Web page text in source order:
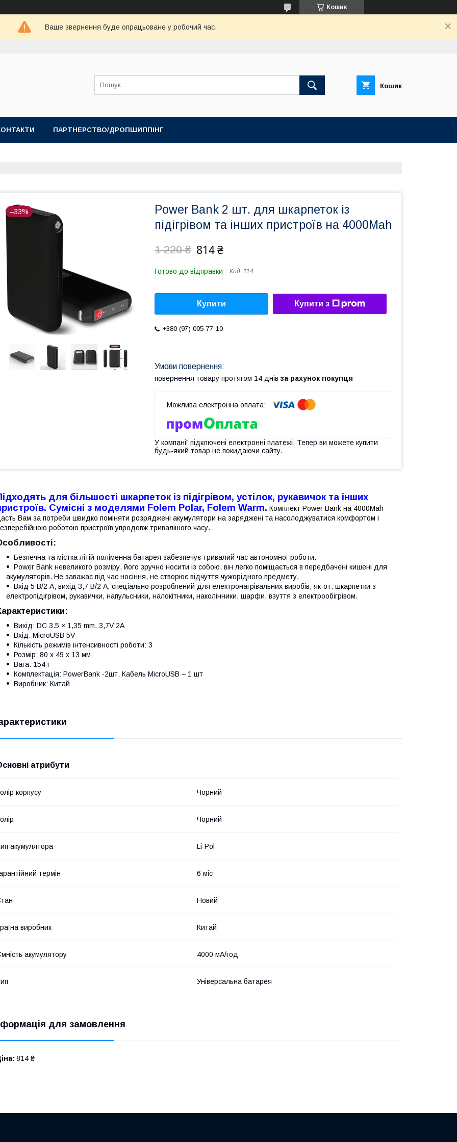
Кошик
Ваше звернення буде опрацьоване у робочий час.
Кошик
ПАРТНЕРСТВО/ДРОПШИППІНГ
–33%
Power Bank 2 шт. для шкарпеток із
підігрівом та інших пристроїв на 4000Mah
1 220 ₴ 814 ₴
Готово до відправки Код: 114
Купити Купити з
+380 (97) 005-77-10
повернення товару протягом 14 днів за рахунок покупця
У компанії підключені електронні платежі. Тепер ви можете купити
будь-який товар не покидаючи сайту.
для більшості шкарпеток із підігрівом, устілок, рукавичок та інших
Сумісні з моделями Folem Polar, Folem Warm. Комплект Power Bank на 4000Mah
Вам за потреби швидко поміняти розряджені акумулятори на заряджені та насолоджуватися комфортом і
роботою пристроїв упродовж тривалішого часу.
Безпечна та містка літій-поліменна батарея забезпечує тривалий час автономної роботи.
Power Bank невеликого розміру, його зручно носити із собою, він легко поміщається в передбачені кишені для
акумуляторів. Не заважає під час носіння, не створює відчуття чужорідного предмету.
Вхід 5 В/2 А, вихід 3,7 В/2 А, спеціально розроблений для електронагрівальних виробів, як-от: шкарпетки з
електропідігрівом, рукавички, напульсники, налокітники, наколінники, шарфи, взуття з електрообігрівом.
Вихід: DC 3.5 × 1,35 mm. 3,7V 2A
Вхід: MicroUSB 5V
Кількість режимів інтенсивності роботи: 3
Розмір: 80 х 49 х 13 мм
Вага: 154 г
Комплектація: PowerBank -2шт. Кабель MicroUSB – 1 шт
Виробник: Китай
атрибути
корпусу Чорний
Чорний
акумулятора Li-Pol
термін 6 міс
Новий
виробник Китай
акумулятору 4000 мА/год
Універсальна батарея
для замовлення
814 ₴